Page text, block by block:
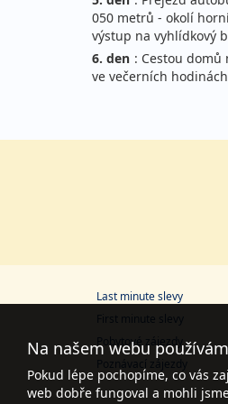
050 metrů - okolí
výstup na vyhlídkový
6. den : Cestou domů
ve večerních
Last minute slevy
First minute slevy
Pobytové zájezdy
Poznávací zájezdy
Na našem webu
Pokud lépe pochopíme, co vás
web dobře fungoval a mohli